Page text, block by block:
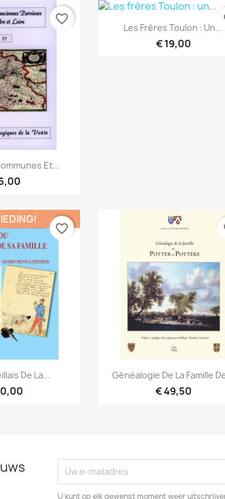
bekijkenEt...
favorite_border Snel bekijken
Les Frères Toulon : Un...
€ 19,00
bekijken
De La...
favorite_border
Snel bekijken
Généalogie De La Famille
€ 49,50
U kunt op elk gewenst moment weer